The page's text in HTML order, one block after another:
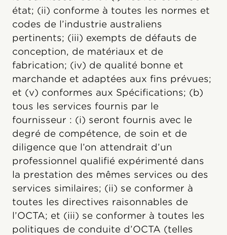
état; (ii) conforme à toutes les normes et
codes de l’industrie australiens
pertinents; (iii) exempts de défauts de
conception, de matériaux et de
fabrication; (iv) de qualité bonne et
marchande et adaptées aux fins prévues;
et (v) conformes aux Spécifications; (b)
tous les services fournis par le
fournisseur : (i) seront fournis avec le
degré de compétence, de soin et de
diligence que l’on attendrait d’un
professionnel qualifié expérimenté dans
la prestation des mêmes services ou des
services similaires; (ii) se conformer à
toutes les directives raisonnables de
l’OCTA; et (iii) se conformer à toutes les
politiques de conduite d’OCTA (telles